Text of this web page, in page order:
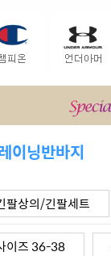
이닝반바지
팔상의/긴팔세트
이즈 36-38